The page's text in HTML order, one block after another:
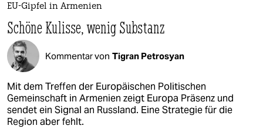
EU-Gipfel in Armenien
Schöne Kulisse, wenig Substanz
Kommentar von Tigran Petrosyan
Mit dem Treffen der Europäischen Politischen
Gemeinschaft in Armenien zeigt Europa Präsenz und
sendet ein Signal an Russland. Eine Strategie für die
Region aber fehlt.